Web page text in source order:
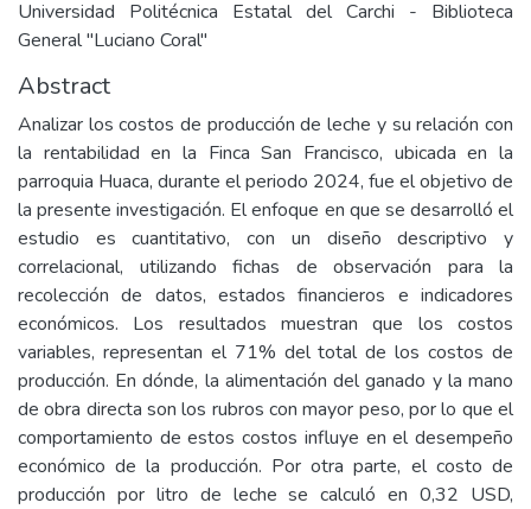
Universidad Politécnica Estatal del Carchi - Biblioteca
General "Luciano Coral"
Abstract
Analizar los costos de producción de leche y su relación con
la rentabilidad en la Finca San Francisco, ubicada en la
parroquia Huaca, durante el periodo 2024, fue el objetivo de
la presente investigación. El enfoque en que se desarrolló el
estudio es cuantitativo, con un diseño descriptivo y
correlacional, utilizando fichas de observación para la
recolección de datos, estados financieros e indicadores
económicos. Los resultados muestran que los costos
variables, representan el 71% del total de los costos de
producción. En dónde, la alimentación del ganado y la mano
de obra directa son los rubros con mayor peso, por lo que el
comportamiento de estos costos influye en el desempeño
económico de la producción. Por otra parte, el costo de
producción por litro de leche se calculó en 0,32 USD,